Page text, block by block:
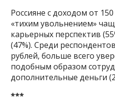
Россияне с доходом от
«тихим увольнением»
карьерных перспектив
(47%). Среди
рублей, больше всего
подобным образом
дополнительные деньги
***